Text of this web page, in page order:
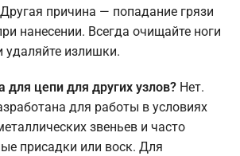
причина — попадание грязи
нанесении. Всегда очищайте ноги
удаляйте излишки.
для цепи для других узлов? Нет.
для работы в условиях
звеньев и часто
присадки или воск. Для